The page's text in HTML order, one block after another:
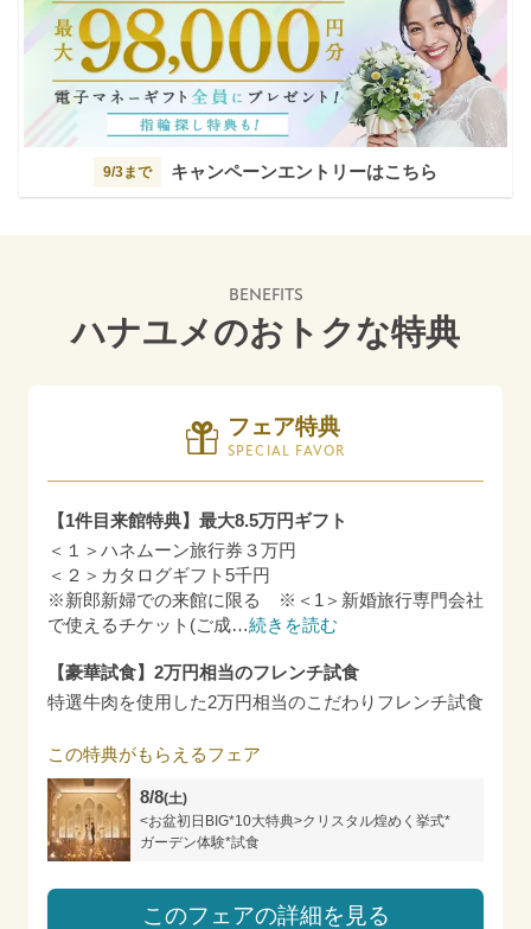
9/3まで キャンペーンエントリーはこちら
BENEFITS
ハナユメのおトクな特典
フェア特典
SPECIAL FAVOR
【1件目来館特典】最大8.5万円ギフト
＜１＞ハネムーン旅行券３万円
＜２＞カタログギフト5千円
※新郎新婦での来館に限る ※＜1＞新婚旅行専門会社
で使えるチケット(ご成…続きを読む
【豪華試食】2万円相当のフレンチ試食
特選牛肉を使用した2万円相当のこだわりフレンチ試食
この特典がもらえるフェア
8/8(土)
<お盆初日BIG*10大特典>クリスタル煌めく挙式*
ガーデン体験*試食
このフェアの詳細を見る